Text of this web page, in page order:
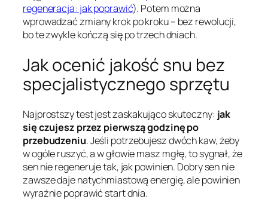
regeneracja: jak poprawić). Potem można
wprowadzać zmiany krok po kroku – bez rewolucji,
bo te zwykle kończą się po trzech dniach.
Jak ocenić jakość snu bez
specjalistycznego sprzętu
Najprostszy test jest zaskakująco skuteczny: jak
się czujesz przez pierwszą godzinę po
przebudzeniu. Jeśli potrzebujesz dwóch kaw, żeby
w ogóle ruszyć, a w głowie masz mgłę, to sygnał, że
sen nie regeneruje tak, jak powinien. Dobry sen nie
zawsze daje natychmiastową energię, ale powinien
wyraźnie poprawić start dnia.